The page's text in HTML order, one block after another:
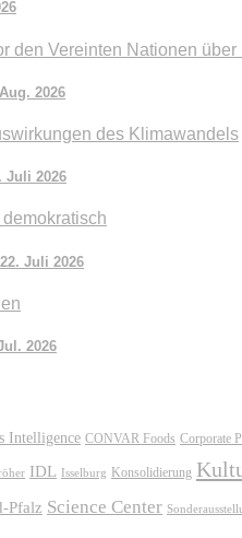
den Vereinten Nationen
2026
des Klimawandels
Juli 2026
Juli 2026
2026
Intelligence CONVAR Foods Corporate
IDL Isselburg Konsolidierung
Pfalz Science Center